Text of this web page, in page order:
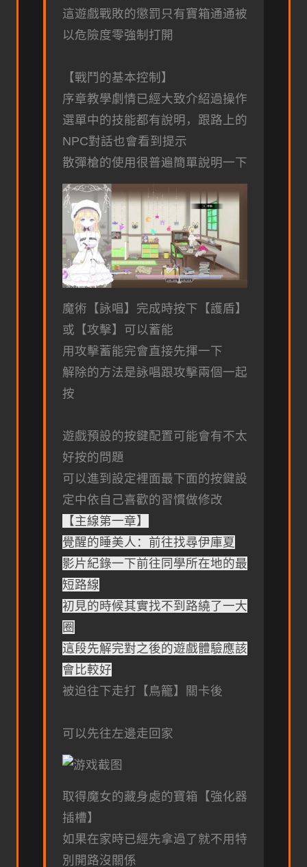
這遊戲戰敗的懲罰只有寶箱通通被
以危險度零強制打開
【戰鬥的基本控制】
序章教學劇情已經大致介紹過操作
選單中的技能都有說明，跟路上的
NPC對話也會看到提示
散彈槍的使用很普遍簡單說明一下
魔術【詠唱】完成時按下【護盾】
或【攻擊】可以蓄能
用攻擊蓄能完會直接先揮一下
解除的方法是詠唱跟攻擊兩個一起
按
遊戲預設的按鍵配置可能會有不太
好按的問題
可以進到設定裡面最下面的按鍵設
定中依自己喜歡的習慣做修改
【主線第一章】
覺醒的睡美人：前往找尋伊庫夏
影片紀錄一下前往同學所在地的最
短路線
初見的時候其實找不到路繞了一大
圈
這段先解完對之後的遊戲體驗應該
會比較好
被迫往下走打【鳥籠】關卡後
可以先往左邊走回家
取得魔女的藏身處的寶箱【強化器
插槽】
如果在家時已經先拿過了就不用特
別開路沒關係